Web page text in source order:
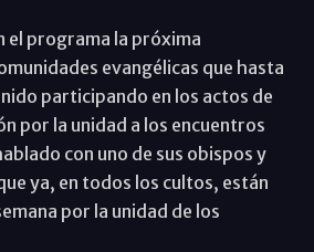
el programa la próxima
evangélicas que hasta
participando en los actos de
por la unidad a los encuentros
con uno de sus obispos y
ya, en todos los cultos, están
por la unidad de los